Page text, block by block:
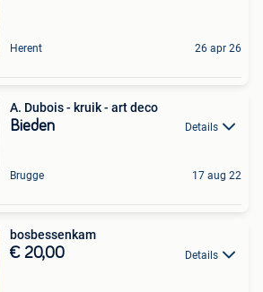
Herent 26 apr 26
A. Dubois - kruik - art deco
Bieden Details
Brugge 17 aug 22
bosbessenkam
€ 20,00 Details